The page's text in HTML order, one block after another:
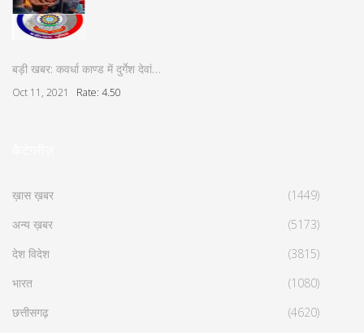
बड़ी खबर: कवर्धा काण्ड में दुर्गेश देवां…
Oct 11, 2021 Rate: 4.50
ख़ास ख़बर
(1449)
अन्य ख़बर
(5173)
देश विदेश
(3815)
भारत
(1080)
छत्तीसगढ़
(4620)